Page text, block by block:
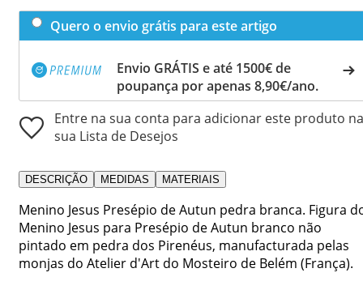
Quero o envio grátis para este artigo
Envio GRÁTIS e até 1500€ de
poupança por apenas 8,90€/ano.
Entre na sua conta para adicionar este produto na
sua Lista de Desejos
DESCRIÇÃO MEDIDAS MATERIAIS
Menino Jesus Presépio de Autun pedra branca. Figura
Menino Jesus para Presépio de Autun branco não
pintado em pedra dos Pirenéus, manufacturada pelas
monjas do Atelier d'Art do Mosteiro de Belém (França).